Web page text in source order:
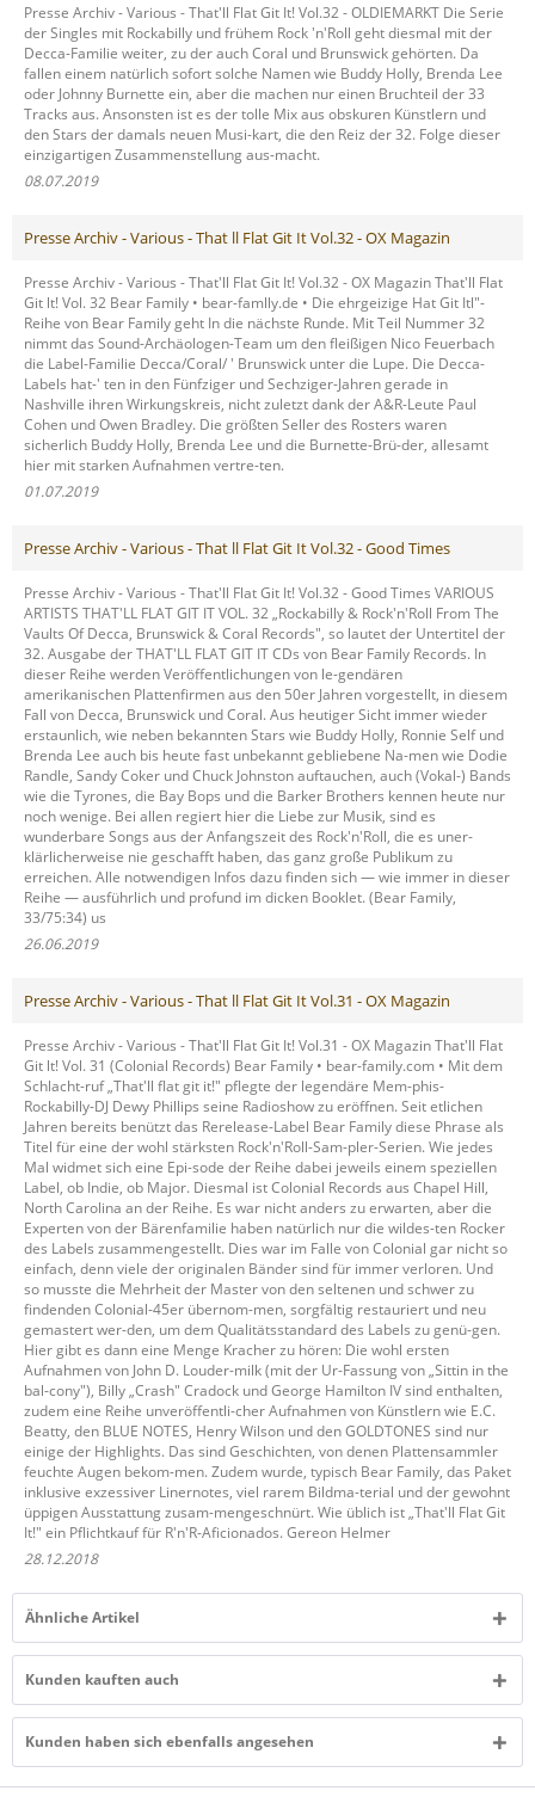
Presse Archiv - Various - That'll Flat Git It! Vol.32 - OLDIEMARKT Die Serie
der Singles mit Rockabilly und frühem Rock 'n'Roll geht diesmal mit der
Decca-Familie weiter, zu der auch Coral und Brunswick gehörten. Da
fallen einem natürlich sofort solche Namen wie Buddy Holly, Brenda Lee
oder Johnny Burnette ein, aber die machen nur einen Bruchteil der 33
Tracks aus. Ansonsten ist es der tolle Mix aus obskuren Künstlern und
den Stars der damals neuen Musi-kart, die den Reiz der 32. Folge dieser
einzigartigen Zusammenstellung aus-macht.
08.07.2019
Presse Archiv - Various - That ll Flat Git It Vol.32 - OX Magazin
Presse Archiv - Various - That'll Flat Git It! Vol.32 - OX Magazin That'll Flat
Git lt! Vol. 32 Bear Family • bear-famlly.de • Die ehrgeizige Hat Git Itl"-
Reihe von Bear Family geht In die nächste Runde. Mit Teil Nummer 32
nimmt das Sound-Archäologen-Team um den fleißigen Nico Feuerbach
die Label-Familie Decca/Coral/ ' Brunswick unter die Lupe. Die Decca-
Labels hat-' ten in den Fünfziger und Sechziger-Jahren gerade in
Nashville ihren Wirkungskreis, nicht zuletzt dank der A&R-Leute Paul
Cohen und Owen Bradley. Die größten Seller des Rosters waren
sicherlich Buddy Holly, Brenda Lee und die Burnette-Brü-der, allesamt
hier mit starken Aufnahmen vertre-ten.
01.07.2019
Presse Archiv - Various - That ll Flat Git It Vol.32 - Good Times
Presse Archiv - Various - That'll Flat Git It! Vol.32 - Good Times VARIOUS
ARTISTS THAT'LL FLAT GIT IT VOL. 32 „Rockabilly & Rock'n'Roll From The
Vaults Of Decca, Brunswick & Coral Records", so lautet der Untertitel der
32. Ausgabe der THAT'LL FLAT GIT IT CDs von Bear Family Records. In
dieser Reihe werden Veröffentlichungen von le-gendären
amerikanischen Plattenfirmen aus den 50er Jahren vorgestellt, in diesem
Fall von Decca, Brunswick und Coral. Aus heutiger Sicht immer wieder
erstaunlich, wie neben bekannten Stars wie Buddy Holly, Ronnie Self und
Brenda Lee auch bis heute fast unbekannt gebliebene Na-men wie Dodie
Randle, Sandy Coker und Chuck Johnston auftauchen, auch (Vokal-) Bands
wie die Tyrones, die Bay Bops und die Barker Brothers kennen heute nur
noch wenige. Bei allen regiert hier die Liebe zur Musik, sind es
wunderbare Songs aus der Anfangszeit des Rock'n'Roll, die es uner-
klärlicherweise nie geschafft haben, das ganz große Publikum zu
erreichen. Alle notwendigen Infos dazu finden sich — wie immer in dieser
Reihe — ausführlich und profund im dicken Booklet. (Bear Family,
33/75:34) us
26.06.2019
Presse Archiv - Various - That ll Flat Git It Vol.31 - OX Magazin
Presse Archiv - Various - That'll Flat Git It! Vol.31 - OX Magazin That'll Flat
Git lt! Vol. 31 (Colonial Records) Bear Family • bear-family.com • Mit dem
Schlacht-ruf „That'll flat git it!" pflegte der legendäre Mem-phis-
Rockabilly-DJ Dewy Phillips seine Radioshow zu eröffnen. Seit etlichen
Jahren bereits benützt das Rerelease-Label Bear Family diese Phrase als
Titel für eine der wohl stärksten Rock'n'Roll-Sam-pler-Serien. Wie jedes
Mal widmet sich eine Epi-sode der Reihe dabei jeweils einem speziellen
Label, ob Indie, ob Major. Diesmal ist Colonial Records aus Chapel Hill,
North Carolina an der Reihe. Es war nicht anders zu erwarten, aber die
Experten von der Bärenfamilie haben natürlich nur die wildes-ten Rocker
des Labels zusammengestellt. Dies war im Falle von Colonial gar nicht so
einfach, denn viele der originalen Bänder sind für immer verloren. Und
so musste die Mehrheit der Master von den seltenen und schwer zu
findenden Colonial-45er übernom-men, sorgfältig restauriert und neu
gemastert wer-den, um dem Qualitätsstandard des Labels zu genü-gen.
Hier gibt es dann eine Menge Kracher zu hören: Die wohl ersten
Aufnahmen von John D. Louder-milk (mit der Ur-Fassung von „Sittin in the
bal-cony"), Billy „Crash" Cradock und George Hamilton IV sind enthalten,
zudem eine Reihe unveröffentli-cher Aufnahmen von Künstlern wie E.C.
Beatty, den BLUE NOTES, Henry Wilson und den GOLDTONES sind nur
einige der Highlights. Das sind Geschichten, von denen Plattensammler
feuchte Augen bekom-men. Zudem wurde, typisch Bear Family, das Paket
inklusive exzessiver Linernotes, viel rarem Bildma-terial und der gewohnt
üppigen Ausstattung zusam-mengeschnürt. Wie üblich ist „That'll Flat Git
It!" ein Pflichtkauf für R'n'R-Aficionados. Gereon Helmer
28.12.2018
Ähnliche Artikel
Kunden kauften auch
Kunden haben sich ebenfalls angesehen